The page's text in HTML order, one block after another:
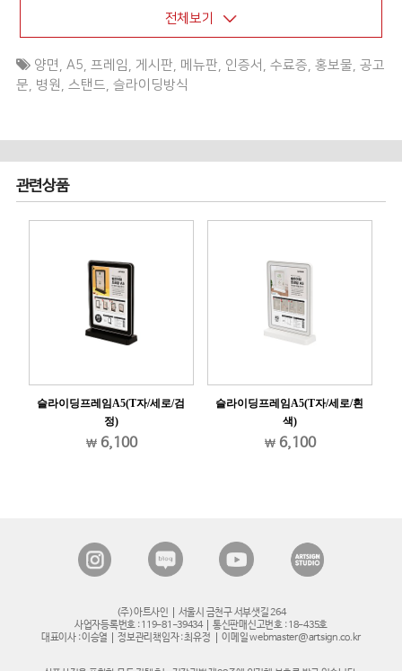
전체보기
양면 A5 프레임 게시판 메뉴판 인증서 수료증 홍보물 공고
문 병원 스탠드 슬라이딩방식
관련상품
슬라이딩프레임A5(T자/세로/검
정)
6,100
슬라이딩프레임A5(T자/세로/흰
색)
6,100
(주)아트사인
서울시 금천구 서부샛길 264
사업자등록번호 : 119-81-39434
통신판매신고번호 : 18-435호
대표이사 : 이승열
정보관리책임자 : 최유정 이메일 webmaster@artsign.co.kr